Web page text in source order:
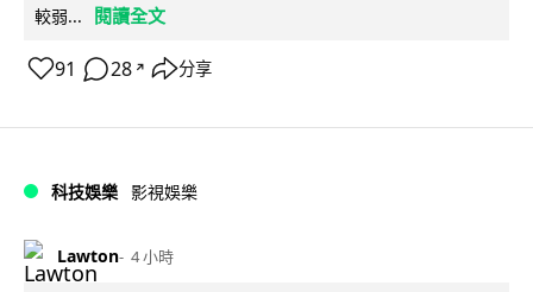
較弱...
閱讀全文
91 28 ↗ 分享
科技娛樂 影視娛樂
Lawton 4 小時